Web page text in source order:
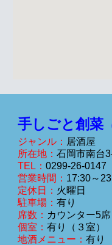
手しごと創菜
ジャンル： 居酒屋
所在地：石岡市南台
TEL：0299-26-0147
営業時間： 17:30～
定休日： 火曜日
駐車場：有り
席数： カウンター5席
個室：有り（３室）
地酒メニュー：有り